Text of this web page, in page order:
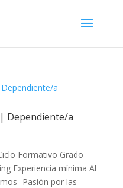
Dependiente/a
Formativo Grado
Experiencia mínima Al
-Pasión por las